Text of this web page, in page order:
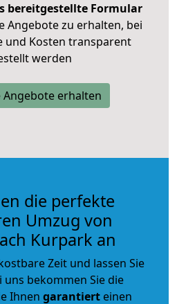
bereitgestellte Formular
Angebote zu erhalten, bei
und Kosten transparent
werden
Angebote erhalten
die perfekte
Umzug von
Kurpark an
Zeit und lassen Sie
uns bekommen Sie die
Ihnen garantiert einen